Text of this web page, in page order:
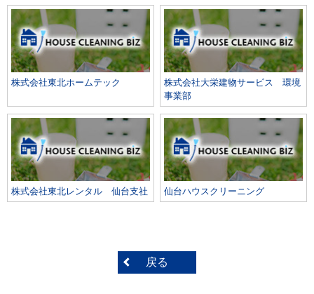
株式会社東北ホームテック
株式会社大栄建物サービス 環境
事業部
株式会社東北レンタル 仙台支社 仙台ハウスクリーニング
戻る